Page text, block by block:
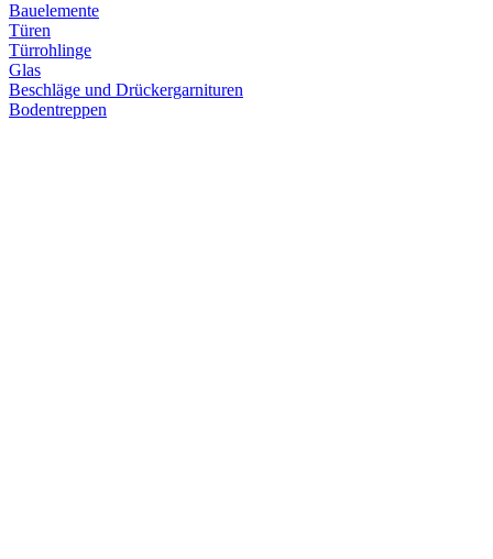
Bauelemente
Türen
Türrohlinge
Glas
Beschläge und Drückergarnituren
Bodentreppen